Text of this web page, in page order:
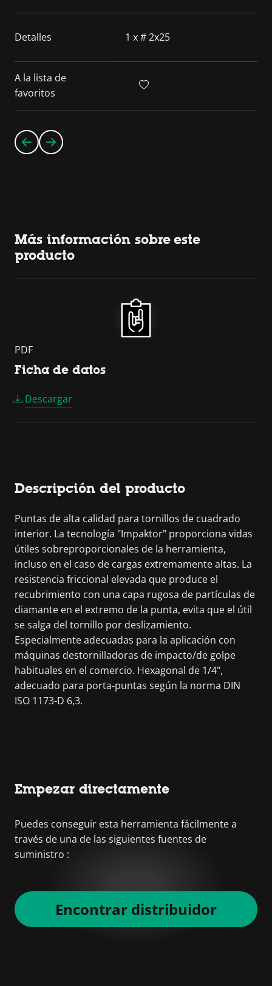
Detalles 1 x # 2x25
A la lista de
favoritos
Más información sobre este
producto
PDF
Ficha de datos
Descargar
Descripción del producto
Puntas de alta calidad para tornillos de cuadrado
interior. La tecnología "Impaktor" proporciona vidas
útiles sobreproporcionales de la herramienta,
incluso en el caso de cargas extremamente altas. La
resistencia friccional elevada que produce el
recubrimiento con una capa rugosa de partículas de
diamante en el extremo de la punta, evita que el útil
se salga del tornillo por deslizamiento.
Especialmente adecuadas para la aplicación con
máquinas destornilladoras de impacto/de golpe
habituales en el comercio. Hexagonal de 1/4",
adecuado para porta-puntas según la norma DIN
ISO 1173-D 6,3.
Empezar directamente
Puedes conseguir esta herramienta fácilmente a
través de una de las siguientes fuentes de
suministro :
Encontrar distribuidor